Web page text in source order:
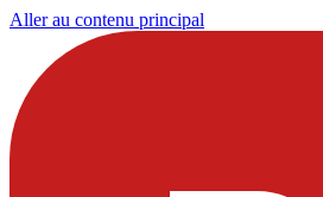
Aller au contenu principal